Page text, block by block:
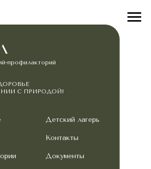
Детский лагерь
Контакты
Документы
С ПРИРОДОЙ!
профилакторий